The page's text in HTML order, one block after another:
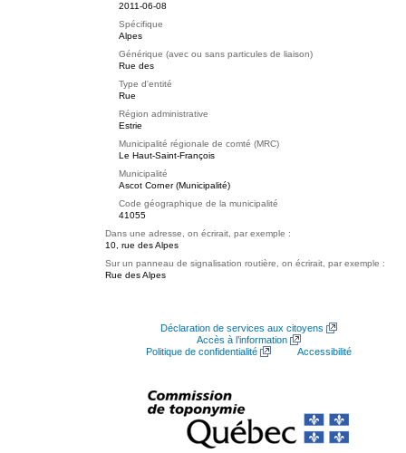
2011-06-08
Spécifique
Alpes
Générique (avec ou sans particules de liaison)
Rue des
Type d'entité
Rue
Région administrative
Estrie
Municipalité régionale de comté (MRC)
Le Haut-Saint-François
Municipalité
Ascot Corner (Municipalité)
Code géographique de la municipalité
41055
Dans une adresse, on écrirait, par exemple :
10, rue des Alpes
Sur un panneau de signalisation routière, on écrirait, par exemple :
Rue des Alpes
Déclaration de services aux citoyens
Accès à l’information
Politique de confidentialité
Accessibilité